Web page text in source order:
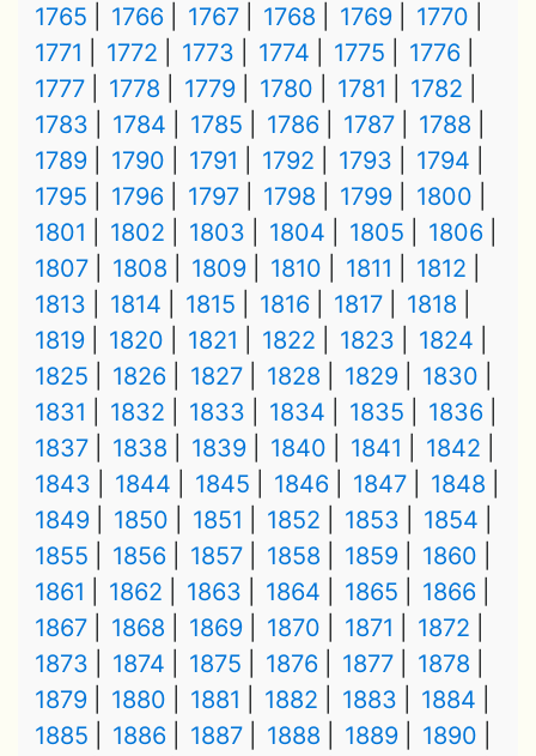
1765
1766 1767 1768 1769
1770
1771
1772 1773 1774 1775
1776
1777
1778 1779 1780 1781
1782
1783
1784 1785 1786 1787
1788
1789
1790 1791 1792 1793
1794
1795
1796 1797 1798 1799
1800
1801
1802 1803 1804 1805
1806
1807
1808 1809 1810 1811
1812
1813
1814 1815 1816 1817
1818
1819
1820 1821 1822 1823
1824
1825
1826 1827 1828 1829
1830
1831
1832 1833 1834 1835
1836
1837
1838 1839 1840 1841
1842
1843
1844 1845 1846 1847
1848
1849
1850 1851 1852 1853
1854
1855
1856 1857 1858 1859
1860
1861
1862 1863 1864 1865
1866
1867
1868 1869 1870 1871
1872
1873
1874 1875 1876 1877
1878
1879
1880 1881 1882 1883
1884
1885
1886 1887 1888 1889
1890